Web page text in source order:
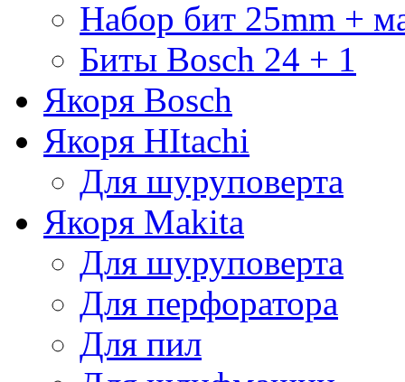
Набор бит 25mm +
Биты Bosch 24 + 1
Якоря Bosch
Якоря HItachi
Для шуруповерта
Якоря Makita
Для шуруповерта
Для перфоратора
Для пил